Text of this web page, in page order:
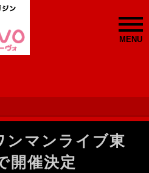
MENU
マンライブ東
開催決定